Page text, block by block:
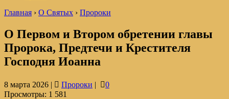
Главная › О Святых › Пророки
О Первом и Втором обретении главы
Пророка, Предтечи и Крестителя
Господня Иоанна
8 марта 2026 | Пророки |
0
Просмотры: 1 581